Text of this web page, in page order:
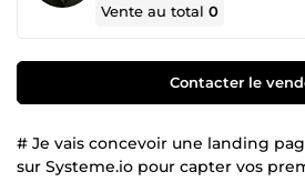
Vente au total0
Contacter le
# Je vais concevoir une landing
sur Systeme.io pour capter vos